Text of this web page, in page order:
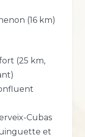
(16 km)
(25 km,
Cubas
et